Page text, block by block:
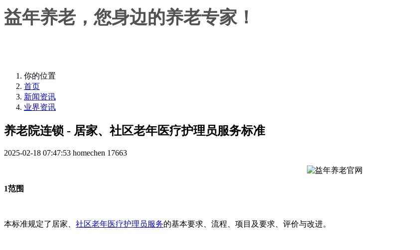
益年养老，您身边的养老专家！
你的位置
首页
新闻资讯
业界资讯
养老院连锁 - 居家、社区老年医疗护理员服务标准
2025-02-18 07:47:53 homechen 17663
1范围
本标准规定了居家、 社区老年医疗护理员服务的基本要求、流程、项目及要求、评价与改进。